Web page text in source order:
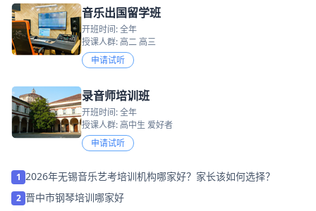
音乐出国留学班
开班时间: 全年
授课人群: 高二 高三
申请试听
录音师培训班
开班时间: 全年
授课人群: 高中生 爱好者
申请试听
1 2026年无锡音乐艺考培训机构哪家好？家长该如何选择？
2 晋中市钢琴培训哪家好